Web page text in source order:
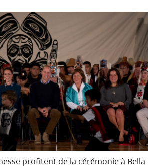
profitent de la cérémonie à Bella